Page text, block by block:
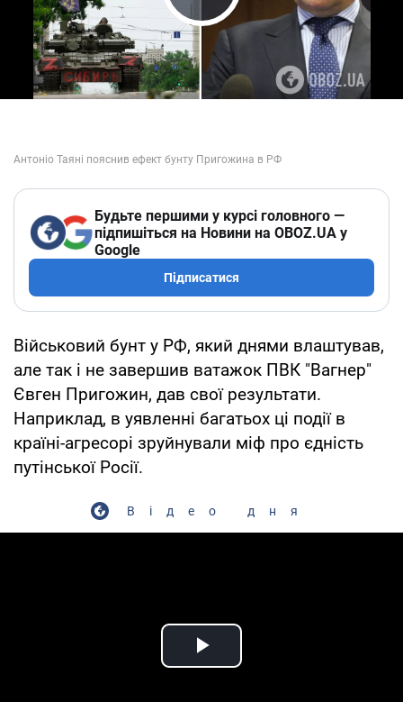
Play Video
Будьте першими у курсі головного —
підпишіться на Новини на OBOZ.UA у
Google
Підписатися
Військовий бунт у РФ, який днями влаштував,
але так і не завершив ватажок ПВК "Вагнер"
Євген Пригожин, дав свої результати.
Наприклад, в уявленні багатьох ці події в
країні-агресорі зруйнували міф про єдність
путінської Росії.
Відео дня
Play Video